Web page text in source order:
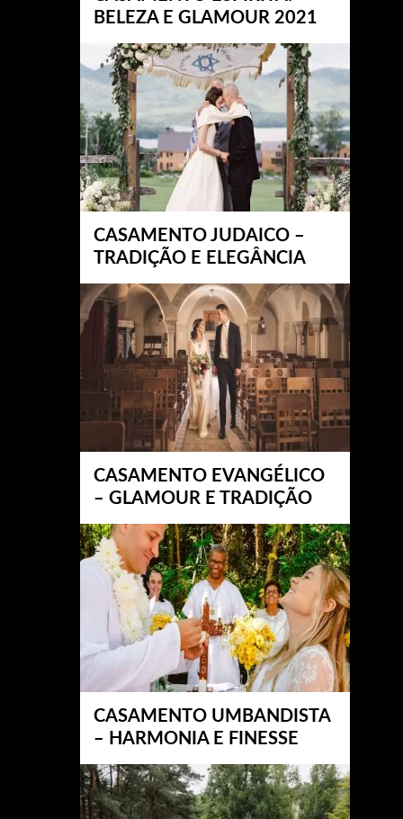
BELEZA E GLAMOUR 2021
CASAMENTO JUDAICO –
TRADIÇÃO E ELEGÂNCIA
CASAMENTO EVANGÉLICO
– GLAMOUR E TRADIÇÃO
CASAMENTO UMBANDISTA
– HARMONIA E FINESSE